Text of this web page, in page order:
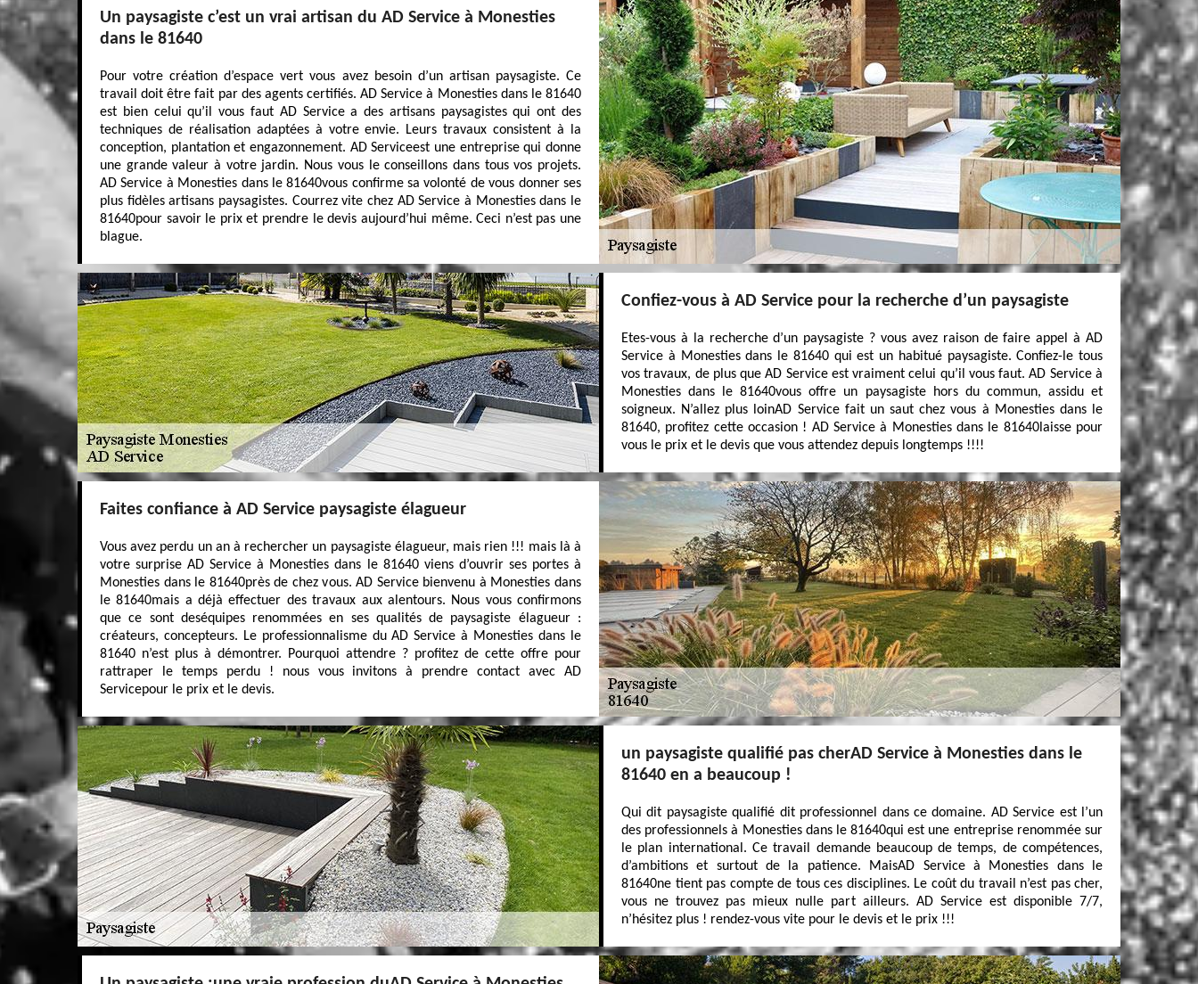
Un paysagiste c’est un vrai artisan du AD Service à Monesties
dans le 81640
Pour votre création d’espace vert vous avez besoin d’un artisan paysagiste. Ce
travail doit être fait par des agents certifiés. AD Service à Monesties dans le 81640
est bien celui qu’il vous faut AD Service a des artisans paysagistes qui ont des
techniques de réalisation adaptées à votre envie. Leurs travaux consistent à la
conception, plantation et engazonnement. AD Serviceest une entreprise qui donne
une grande valeur à votre jardin. Nous vous le conseillons dans tous vos projets.
AD Service à Monesties dans le 81640vous confirme sa volonté de vous donner ses
plus fidèles artisans paysagistes. Courrez vite chez AD Service à Monesties dans le
81640pour savoir le prix et prendre le devis aujourd’hui même. Ceci n’est pas une
blague.
Confiez-vous à AD Service pour la recherche d’un paysagiste
Etes-vous à la recherche d’un paysagiste ? vous avez raison de faire appel à AD
Service à Monesties dans le 81640 qui est un habitué paysagiste. Confiez-le tous
vos travaux, de plus que AD Service est vraiment celui qu’il vous faut. AD Service à
Monesties dans le 81640vous offre un paysagiste hors du commun, assidu et
soigneux. N’allez plus loinAD Service fait un saut chez vous à Monesties dans le
81640, profitez cette occasion ! AD Service à Monesties dans le 81640laisse pour
vous le prix et le devis que vous attendez depuis longtemps !!!!
Faites confiance à AD Service paysagiste élagueur
Vous avez perdu un an à rechercher un paysagiste élagueur, mais rien !!! mais là à
votre surprise AD Service à Monesties dans le 81640 viens d’ouvrir ses portes à
Monesties dans le 81640près de chez vous. AD Service bienvenu à Monesties dans
le 81640mais a déjà effectuer des travaux aux alentours. Nous vous confirmons
que ce sont deséquipes renommées en ses qualités de paysagiste élagueur :
créateurs, concepteurs. Le professionnalisme du AD Service à Monesties dans le
81640 n’est plus à démontrer. Pourquoi attendre ? profitez de cette offre pour
rattraper le temps perdu ! nous vous invitons à prendre contact avec AD
Servicepour le prix et le devis.
un paysagiste qualifié pas cherAD Service à Monesties dans le
81640 en a beaucoup !
Qui dit paysagiste qualifié dit professionnel dans ce domaine. AD Service est l’un
des professionnels à Monesties dans le 81640qui est une entreprise renommée sur
le plan international. Ce travail demande beaucoup de temps, de compétences,
d’ambitions et surtout de la patience. MaisAD Service à Monesties dans le
81640ne tient pas compte de tous ces disciplines. Le coût du travail n’est pas cher,
vous ne trouvez pas mieux nulle part ailleurs. AD Service est disponible 7/7,
n’hésitez plus ! rendez-vous vite pour le devis et le prix !!!